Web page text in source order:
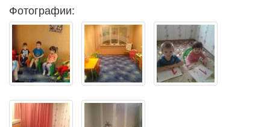
Фотографии: